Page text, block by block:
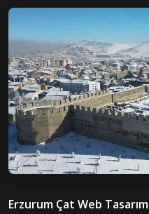
Erzurum Çat Web Tasarım